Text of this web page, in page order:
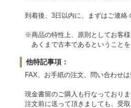
到着後、3日以内に、まずはご連絡
※商品の特性上、原則としてお客
あくまで古本であるということ
他特記事項：
FAX、お手紙の注文、問い合わせは
現金書留のご購入も行なっておりま
注文前に送って頂きましても、受取